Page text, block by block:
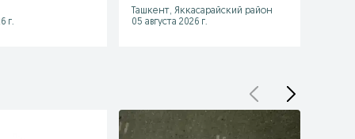
г.
Ташкент, Яккасарайский район
05 августа 2026 г.